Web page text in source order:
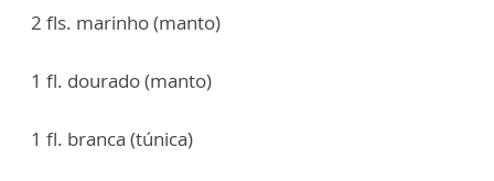
2 fls. marinho (manto)
1 fl. dourado (manto)
1 fl. branca (túnica)